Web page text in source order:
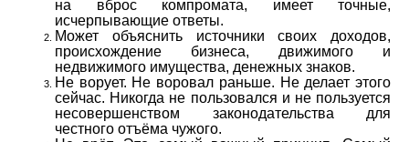
на вброс компромата, имеет точные,
исчерпывающие ответы.
Может объяснить источники своих доходов,
происхождение бизнеса, движимого и
недвижимого имущества, денежных знаков.
Не ворует. Не воровал раньше. Не делает этого
сейчас. Никогда не пользовался и не пользуется
несовершенством законодательства для
честного отъёма чужого.